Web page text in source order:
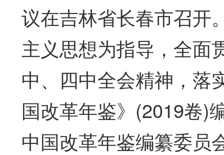
议在吉林省长春市召开
主义思想为指导，全面
中、四中全会精神，落
国改革年鉴》(2019卷)
中国改革年鉴编纂委员